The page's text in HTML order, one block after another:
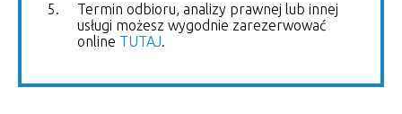
Termin odbioru, analizy prawnej lub innej
usługi możesz wygodnie zarezerwować
online TUTAJ.